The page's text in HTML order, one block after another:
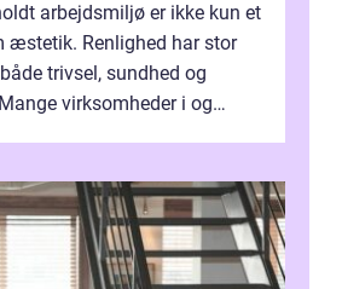
arbejdsmiljø er ikke kun et
æstetik. Renlighed har stor
trivsel, sundhed og
virksomheder i og